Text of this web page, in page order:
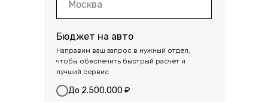
Бюджет на авто
Направим ваш запрос в нужный отдел,
чтобы обеспечить быстрый расчёт и
лучший сервис
До 2.500.000 ₽